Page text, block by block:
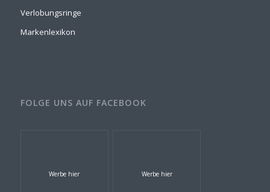
Verlobungsringe
Markenlexikon
FOLGE UNS AUF FACEBOOK
Werbe hier Werbe hier